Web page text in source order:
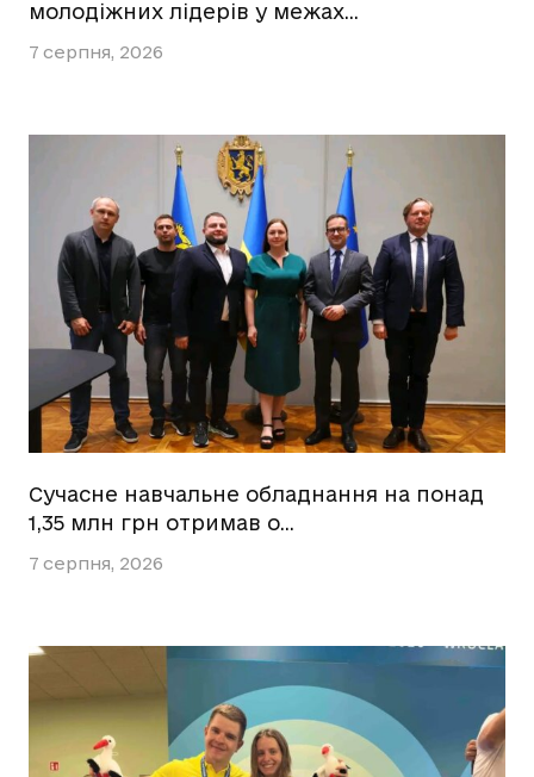
молодіжних лідерів у межах…
7 серпня, 2026
Сучасне навчальне обладнання на понад
1,35 млн грн отримав о…
7 серпня, 2026